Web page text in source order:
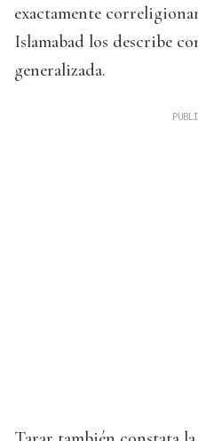
exactamente
Islamabad los describe
generalizada.